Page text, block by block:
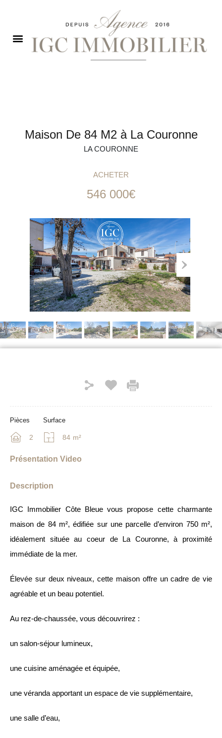
Maison De 84 M2 à La Couronne
LA COURONNE
ACHETER
546 000€
Pièces
2
Surface
84 m²
Présentation Video
Description
IGC Immobilier Côte Bleue vous propose cette charmante
maison de 84 m², édifiée sur une parcelle d’environ 750 m²,
idéalement située au coeur de La Couronne, à proximité
immédiate de la mer.
Élevée sur deux niveaux, cette maison offre un cadre de vie
agréable et un beau potentiel.
Au rez-de-chaussée, vous découvrirez :
un salon-séjour lumineux,
une cuisine aménagée et équipée,
une véranda apportant un espace de vie supplémentaire,
une salle d’eau,